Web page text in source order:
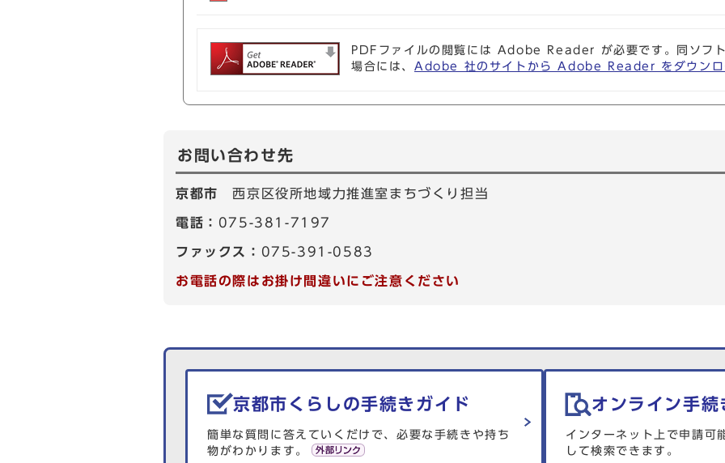
PDFファイルの閲覧には Adobe Reader が必要です。同ソフト
場合には、 Adobe 社のサイトから Adobe Reader をダウンロ
お問い合わせ先
京都市西京区役所地域力推進室まちづくり担当
電話： 075-381-7197
ファックス： 075-391-0583
お電話の際はお掛け間違いにご注意ください
生活情報を探す
京都市くらしの手続きガイド
簡単な質問に答えていくだけで、必要な手続きや持ち
物がわかります。
オンライン手続
インターネット上で申請可
して検索できます。